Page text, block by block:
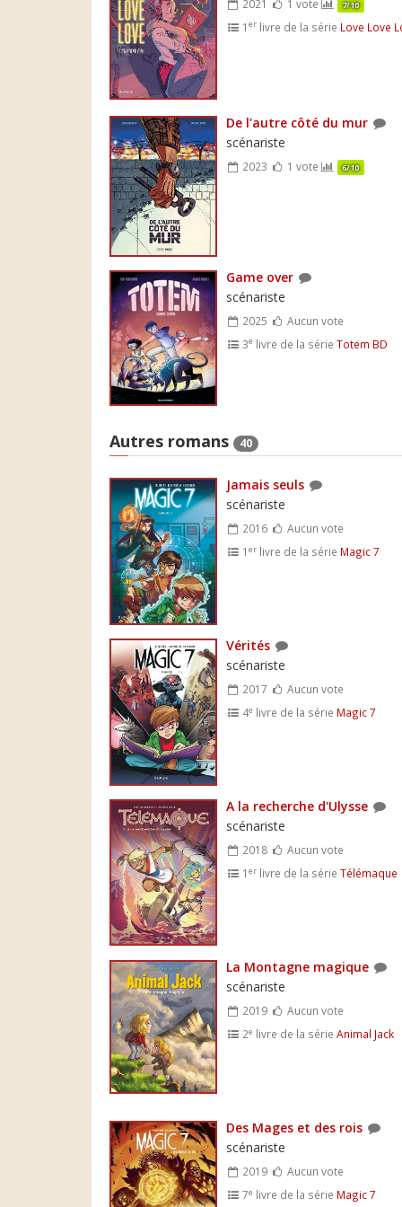
2021 1 vote 7/10
1er livre de la série Love Love
De l'autre côté du mur
scénariste
2023 1 vote 6/10
Game over
scénariste
2025
Aucun vote
3e livre de la sérieTotem BD
Autres romans 40
Jamais seuls
scénariste
2016
Aucun vote
1er livre de la série Magic 7
Vérités
scénariste
2017
Aucun vote
4e livre de la série Magic 7
A la recherche d'Ulysse
scénariste
2018
Aucun vote
1er livre de la sérieTélémaque
La Montagne magique
scénariste
2019
Aucun vote
2e livre de la sérieAnimal Jack
Des Mages et des rois
scénariste
2019
Aucun vote
7e livre de la série Magic 7